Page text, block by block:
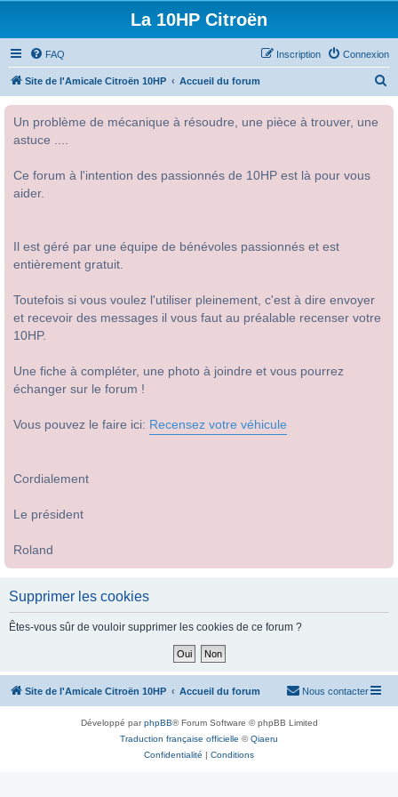
La 10HP Citroën
FAQ Connexion
Inscription
Site de l'Amicale Citroën 10HP Accueil du forum
Un problème de mécanique à résoudre, une pièce à trouver, une
astuce ....
Ce forum à l'intention des passionnés de 10HP est là pour vous
aider.
Il est géré par une équipe de bénévoles passionnés et est
entièrement gratuit.
Toutefois si vous voulez l'utiliser pleinement, c'est à dire envoyer
et recevoir des messages il vous faut au préalable recenser votre
10HP.
Une fiche à compléter, une photo à joindre et vous pourrez
échanger sur le forum !
Vous pouvez le faire ici: Recensez votre véhicule
Cordialement
Le président
Roland
Supprimer les cookies
Êtes-vous sûr de vouloir supprimer les cookies de ce forum ?
Site de l'Amicale Citroën 10HP Accueil du forum Nous contacter
Développé parphpBB® Forum Software © phpBB Limited
Traduction française officielle ©Qiaeru
Confidentialité | Conditions